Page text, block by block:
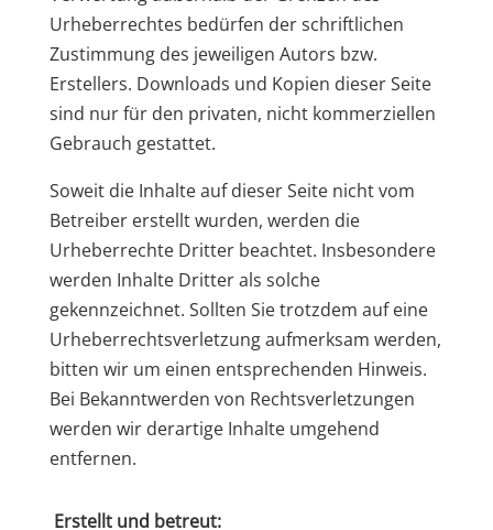
Urheberrechtes bedürfen der schriftlichen
Zustimmung des jeweiligen Autors bzw.
Erstellers. Downloads und Kopien dieser Seite
sind nur für den privaten, nicht kommerziellen
Gebrauch gestattet.
Soweit die Inhalte auf dieser Seite nicht vom
Betreiber erstellt wurden, werden die
Urheberrechte Dritter beachtet. Insbesondere
werden Inhalte Dritter als solche
gekennzeichnet. Sollten Sie trotzdem auf eine
Urheberrechtsverletzung aufmerksam werden,
bitten wir um einen entsprechenden Hinweis.
Bei Bekanntwerden von Rechtsverletzungen
werden wir derartige Inhalte umgehend
entfernen.
Erstellt und betreut: